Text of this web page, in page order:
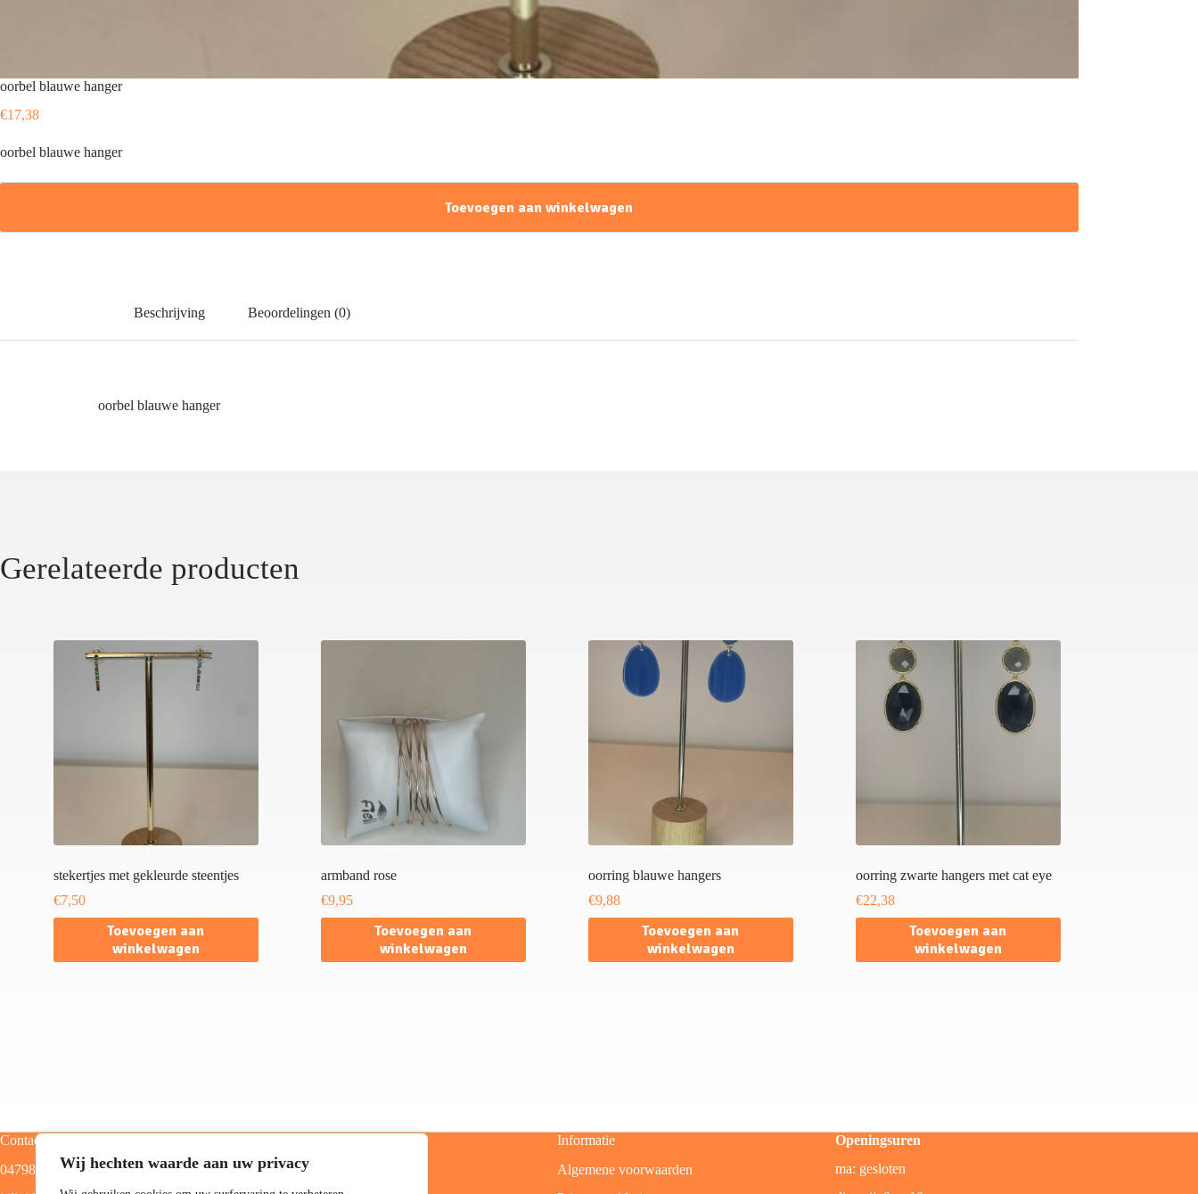
Wij hechten waarde aan uw privacy
oorbel blauwe hanger
€17,38
oorbel blauwe hanger
Toevoegen aan winkelwagen
Beschrijving Beoordelingen (0)
oorbel blauwe hanger
Gerelateerde producten
stekertjes met gekleurde steentjes
€7,50
Toevoegen aan
winkelwagen
armband rose
€9,95
Toevoegen aan
winkelwagen
oorring blauwe hangers
€9,88
Toevoegen aan
winkelwagen
oorring zwarte hangers met cat eye
€22,38
Toevoegen aan
winkelwagen
Contact
0479805129
Home
Informatie
Algemene voorwaarden
Openingsuren
ma: gesloten